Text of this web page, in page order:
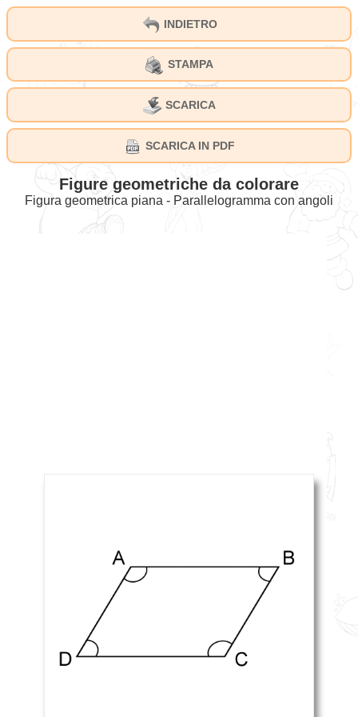
INDIETRO
STAMPA
SCARICA
SCARICA IN PDF
Figure geometriche da colorare
Figura geometrica piana - Parallelogramma con angoli